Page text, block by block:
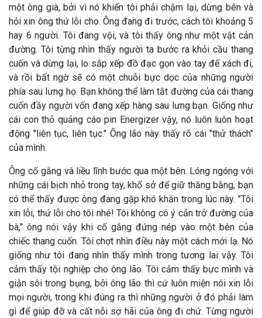
một ông già, bởi vì nó khiến tôi phải chậm lại, dừng bên và
hỏi xin ông thứ lỗi cho. Ông đang đi trước, cách tôi khoảng 5
hay 6 người. Tôi đang vội, và tôi thấy ông như một vật cản
đường. Tôi từng nhìn thấy người ta bước ra khỏi cầu thang
cuốn và dừng lại, lo sắp xếp đồ đạc gọn vào tay để xách đi,
và rồi bất ngờ sẽ có một chuỗi bực dọc của những người
phía sau lưng họ. Bạn không thể làm tắt đường của cái thang
cuốn đầy người vốn đang xếp hàng sau lưng bạn. Giống như
cái con thỏ quảng cáo pin Energizer vậy, nó luôn luôn hoạt
động "liên tục, liên tục." Ông lão này thấy rõ cái "thử thách"
của mình.
Ông cố gắng và liều lĩnh bước qua một bên. Lóng ngóng với
những cái bịch nhỏ trong tay, khổ sở để giữ thăng bằng, bạn
có thể thấy được ông đang gặp khó khăn trong lúc này. "Tôi
xin lỗi, thứ lỗi cho tôi nhé! Tôi không có ý cản trở đường của
bà," ông nói vậy khi cố gắng đứng nép vào một bên của
chiếc thang cuốn. Tôi chợt nhìn điều này một cách mới lạ. Nó
giống như tôi đang nhìn thấy mình trong tương lai vậy. Tôi
cảm thấy tội nghiệp cho ông lão. Tôi cảm thấy bực mình và
giận sôi trong bụng, bởi ông lão thì cứ luôn miện nói xin lỗi
mọi người, trong khi đúng ra thì những người ở đó phải làm
gì để giúp đỡ và cất nỗi sợ hãi của ông đi chứ. Từng người